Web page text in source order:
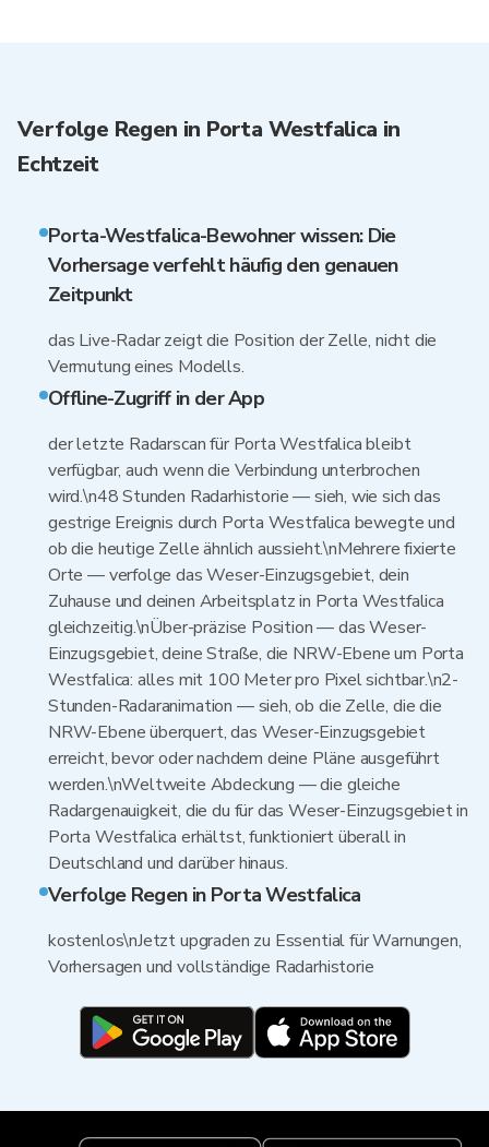
Verfolge Regen in Porta Westfalica in
Echtzeit
Porta-Westfalica-Bewohner wissen: Die
Vorhersage verfehlt häufig den genauen
Zeitpunkt
das Live-Radar zeigt die Position der Zelle, nicht die
Vermutung eines Modells.
Offline-Zugriff in der App
der letzte Radarscan für Porta Westfalica bleibt
verfügbar, auch wenn die Verbindung unterbrochen
wird.\n48 Stunden Radarhistorie — sieh, wie sich das
gestrige Ereignis durch Porta Westfalica bewegte und
ob die heutige Zelle ähnlich aussieht.\nMehrere fixierte
Orte — verfolge das Weser-Einzugsgebiet, dein
Zuhause und deinen Arbeitsplatz in Porta Westfalica
gleichzeitig.\nÜber-präzise Position — das Weser-
Einzugsgebiet, deine Straße, die NRW-Ebene um Porta
Westfalica: alles mit 100 Meter pro Pixel sichtbar.\n2-
Stunden-Radaranimation — sieh, ob die Zelle, die die
NRW-Ebene überquert, das Weser-Einzugsgebiet
erreicht, bevor oder nachdem deine Pläne ausgeführt
werden.\nWeltweite Abdeckung — die gleiche
Radargenauigkeit, die du für das Weser-Einzugsgebiet in
Porta Westfalica erhältst, funktioniert überall in
Deutschland und darüber hinaus.
Verfolge Regen in Porta Westfalica
kostenlos\nJetzt upgraden zu Essential für Warnungen,
Vorhersagen und vollständige Radarhistorie